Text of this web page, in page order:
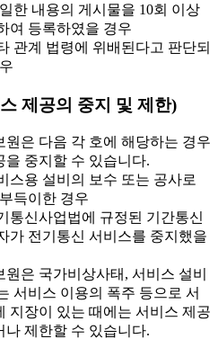
한 내용의 게시물을 10회 이상
여 등록하였을 경우
관계 법령에 위배된다고 판단되
제공의 중지 및 제한)
은 다음 각 호에 해당하는 경우
을 중지할 수 있습니다.
스용 설비의 보수 또는 공사로
득이한 경우
통신사업법에 규정된 기간통신
가 전기통신 서비스를 중지했을
은 국가비상사태, 서비스 설비
서비스 이용의 폭주 등으로 서
지장이 있는 때에는 서비스 제공
나 제한할 수 있습니다.